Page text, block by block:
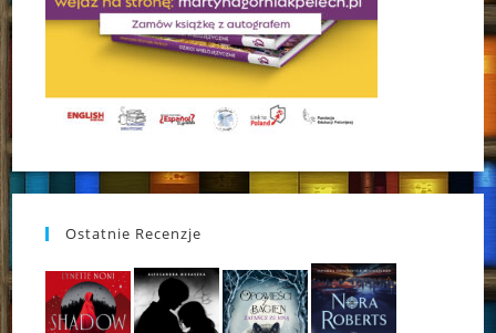
Ostatnie Recenzje